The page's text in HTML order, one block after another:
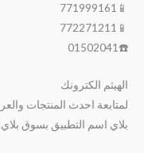
📱771999161
📱772271211
☎️01502041
الهيثم الكترونك
لمتابعة احدث المنتجات
بلاي اسم التطبيق بسوق